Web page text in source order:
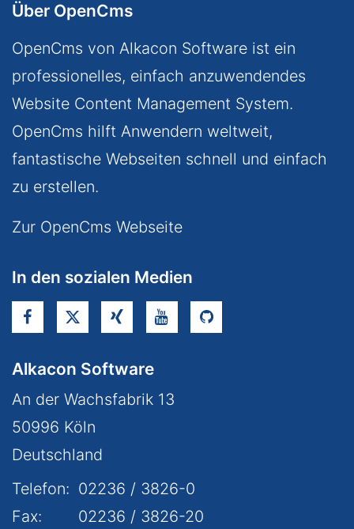
Über OpenCms
OpenCms von Alkacon Software ist ein
professionelles, einfach anzuwendendes
Website Content Management System.
OpenCms hilft Anwendern weltweit,
fantastische Webseiten schnell und einfach
zu erstellen.
Zur OpenCms Webseite
In den sozialen Medien
Alkacon Software
An der Wachsfabrik 13
50996 Köln
Deutschland
Telefon: 02236 / 3826-0
Fax:
02236 / 3826-20